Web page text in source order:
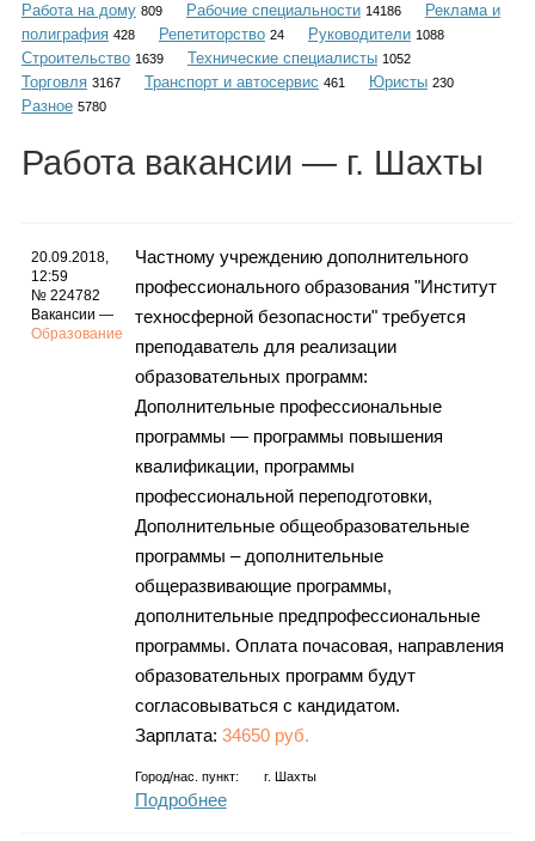
Каталог
Инфо
Гороскоп
Карты
Фотогалерея
Работа на дому 809 Рабочие специальности 14186
Реклама и
полиграфия 428 Репетиторство 24 Руководители 1088
Строительство 1639 Технические специалисты 1052
Торговля 3167 Транспорт и автосервис 461 Юристы 230
Разное 5780
Работа вакансии — г. Шахты
20.09.2018,
12:59
№ 224782
Вакансии —
Образование
Частному учреждению дополнительного
профессионального образования "Институт
техносферной безопасности" требуется
преподаватель для реализации
образовательных программ:
Дополнительные профессиональные
программы — программы повышения
квалификации, программы
профессиональной переподготовки,
Дополнительные общеобразовательные
программы – дополнительные
общеразвивающие программы,
дополнительные предпрофессиональные
программы. Оплата почасовая, направления
образовательных программ будут
согласовываться с кандидатом.
Зарплата: 34650 руб.
Город/нас. пункт: г. Шахты
Подробнее